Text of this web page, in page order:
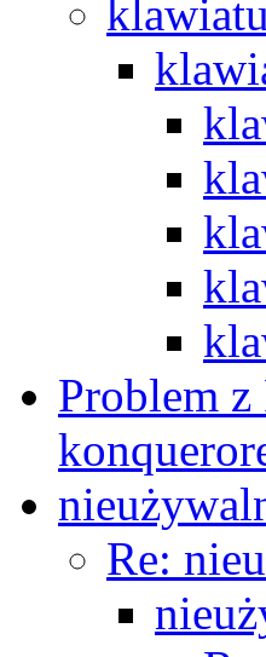
Problem
Re: